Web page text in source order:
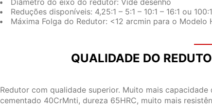
Diâmetro do eixo do redutor: Vide desenho
Reduções disponíveis: 4,25:1 – 5:1 – 10:1 – 16:1 ou 100:1
Máxima Folga do Redutor: <12 arcmin para o Modelo
QUALIDADE DO
Redutor com qualidade superior. Muito mais
cementado 40CrMnti, dureza 65HRC, muito mais